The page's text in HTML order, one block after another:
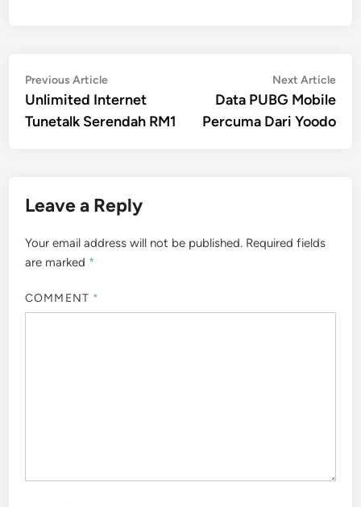
Post
navigation
Previous ArticlePrevious
article:
Unlimited Internet
Tunetalk Serendah RM1
Next Article
Data PUBG Mobile
Percuma Dari Yoodo
Leave a Reply
Your email address will not be published. Required fields
are marked *
COMMENT *